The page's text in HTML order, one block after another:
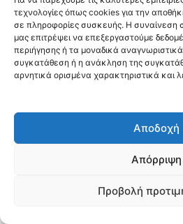
τεχνολογίες όπως cookies για την
σε πληροφορίες συσκευής. Η συναίνεση
μας επιτρέψει να επεξεργαστούμε
περιήγησης ή τα μοναδικά
συγκατάθεση ή η ανάκληση της
αρνητικά ορισμένα χαρακτηριστικά και
Αποδοχή
Απόρριψη
Προβολή
email:
Page Visits: 00036 Website Visits: